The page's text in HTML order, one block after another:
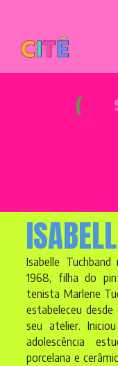
Isabelle
1968, filha do
tenista Marlene
estabeleceu
seu atelier.
adolescência
porcelana e